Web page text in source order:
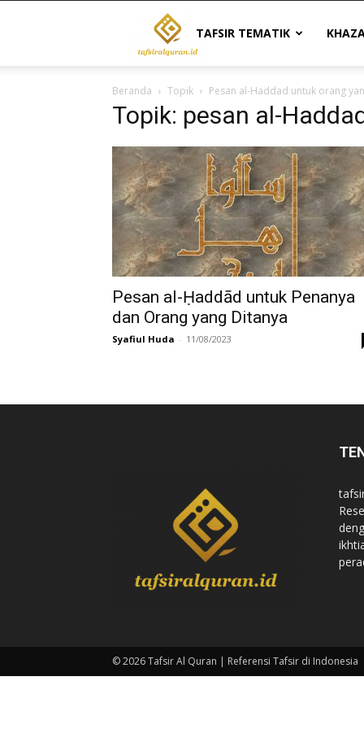
Tafsir
Al
Quran
|
Referensi
Indonesia
TAFSIR TEMATIK
Beranda Topik Pesan al-Haddad untuk orang
Topik: pesan al-
Pesan al-Ḥaddād untuk Penanya
dan Orang yang Ditanya
Syafiul Huda - 11/08/2023
© 2026 Tafsir Al Quran | Referensi Tafsir di Indonesia